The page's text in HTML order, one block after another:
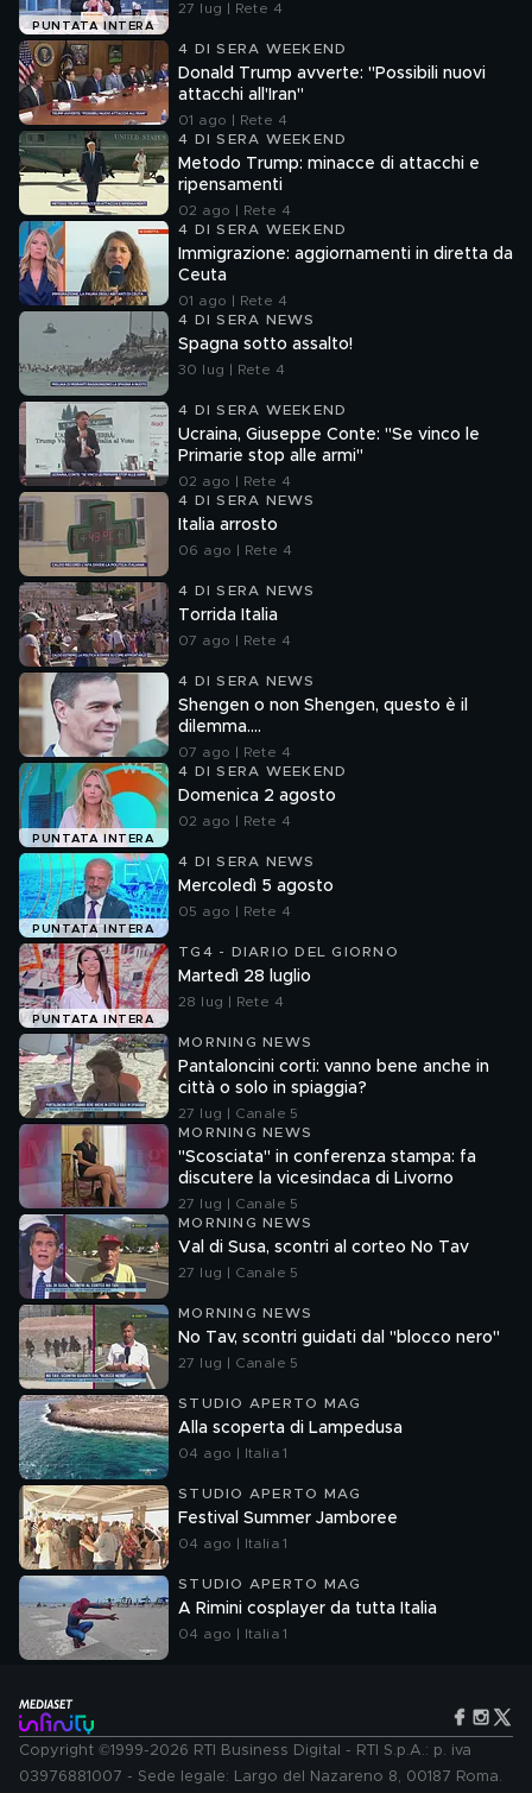
PUNTATA INTERA
27 lug | Rete 4
4 DI SERA WEEKEND
Donald Trump avverte: "Possibili nuovi
attacchi all'Iran"
01 ago | Rete 4
4 DI SERA WEEKEND
Metodo Trump: minacce di attacchi e
ripensamenti
02 ago | Rete 4
4 DI SERA WEEKEND
Immigrazione: aggiornamenti in diretta da
Ceuta
01 ago | Rete 4
4 DI SERA NEWS
Spagna sotto assalto!
30 lug | Rete 4
4 DI SERA WEEKEND
Ucraina, Giuseppe Conte: "Se vinco le
Primarie stop alle armi"
02 ago | Rete 4
4 DI SERA NEWS
Italia arrosto
06 ago | Rete 4
4 DI SERA NEWS
Torrida Italia
07 ago | Rete 4
4 DI SERA NEWS
Shengen o non Shengen, questo è il
dilemma....
07 ago | Rete 4
PUNTATA INTERA
4 DI SERA WEEKEND
Domenica 2 agosto
02 ago | Rete 4
PUNTATA INTERA
4 DI SERA NEWS
Mercoledì 5 agosto
05 ago | Rete 4
PUNTATA INTERA
TG4 - DIARIO DEL GIORNO
Martedì 28 luglio
28 lug | Rete 4
MORNING NEWS
Pantaloncini corti: vanno bene anche in
città o solo in spiaggia?
27 lug | Canale 5
MORNING NEWS
"Scosciata" in conferenza stampa: fa
discutere la vicesindaca di Livorno
27 lug | Canale 5
MORNING NEWS
Val di Susa, scontri al corteo No Tav
27 lug | Canale 5
MORNING NEWS
No Tav, scontri guidati dal "blocco nero"
27 lug | Canale 5
STUDIO APERTO MAG
Alla scoperta di Lampedusa
04 ago | Italia 1
STUDIO APERTO MAG
Festival Summer Jamboree
04 ago | Italia 1
STUDIO APERTO MAG
A Rimini cosplayer da tutta Italia
04 ago | Italia 1
Copyright ©1999-2026 RTI Business Digital - RTI S.p.A.: p. iva
03976881007 - Sede legale: Largo del Nazareno 8, 00187 Roma.